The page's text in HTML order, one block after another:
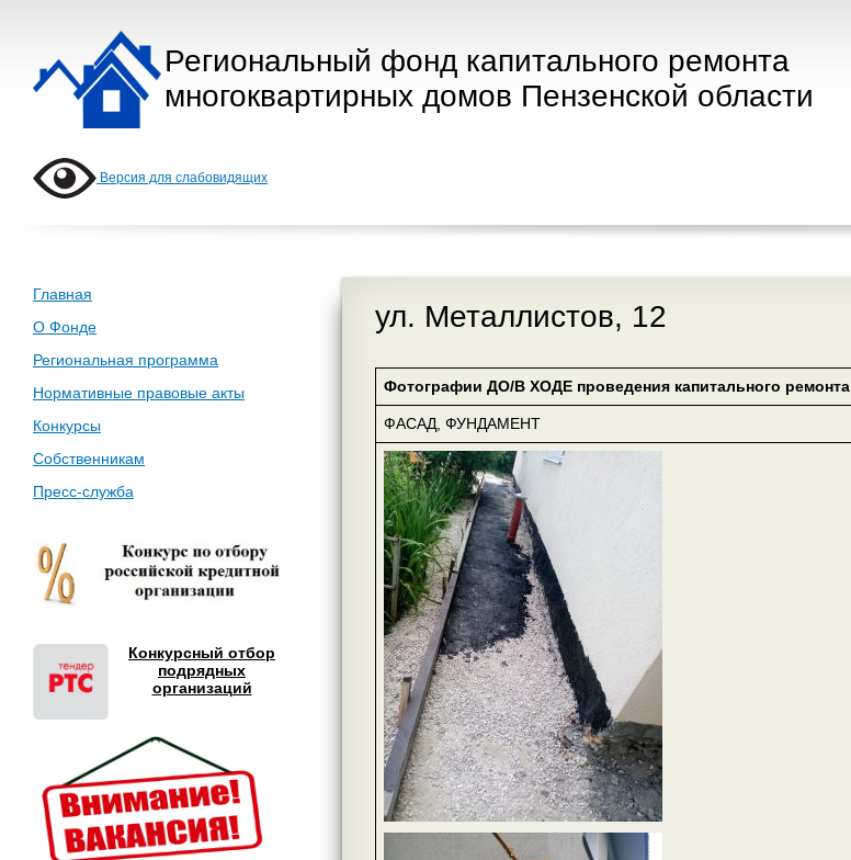
Региональный фонд капитального ремонта
многоквартирных домов Пензенской области
Версия для слабовидящих
Главная
О Фонде
Региональная программа
Нормативные правовые акты
Конкурсы
Собственникам
Пресс-служба
Конкурсный отбор
подрядных
организаций
ул. Металлистов, 12
Фотографии ДО/В ХОДЕ проведения капитального ремонта
ФАСАД, ФУНДАМЕНТ